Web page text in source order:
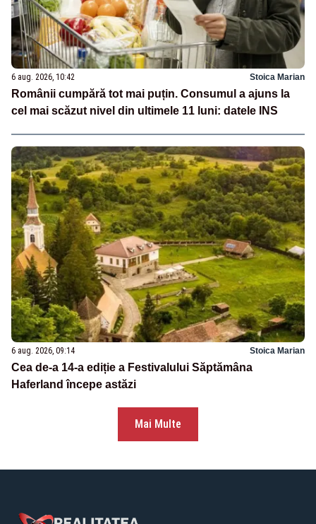
6 aug. 2026, 10:42 Stoica Marian
Românii cumpără tot mai puțin. Consumul a ajuns la
cel mai scăzut nivel din ultimele 11 luni: datele INS
6 aug. 2026, 09:14 Stoica Marian
Cea de-a 14-a ediție a Festivalului Săptămâna
Haferland începe astăzi
Mai Multe